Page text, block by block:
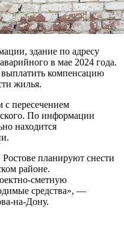
здание по адресу
в мае 2024 года.
компенсацию
жилья.
с пересечением
По информации
находится
планируют снести
районе.
сметную
средства», —
на-Дону.